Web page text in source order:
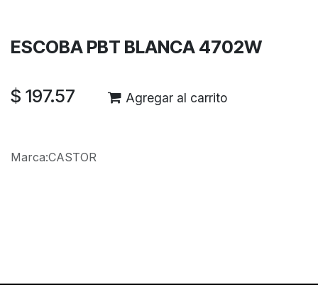
ESCOBA PBT BLANCA 4702W
$ 197.57 Agregar al carrito
Marca:CASTOR